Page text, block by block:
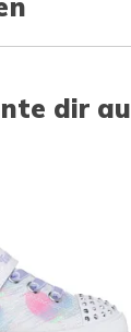
dir